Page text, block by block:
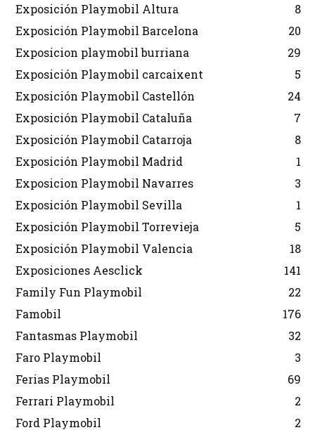
Exposición Playmobil Altura
8
Exposición Playmobil Barcelona
20
Exposicion playmobil burriana
29
Exposición Playmobil carcaixent
5
Exposición Playmobil Castellón
24
Exposición Playmobil Cataluña
7
Exposición Playmobil Catarroja
8
Exposición Playmobil Madrid
1
Exposicion Playmobil Navarres
3
Exposición Playmobil Sevilla
1
Exposición Playmobil Torrevieja
5
Exposición Playmobil Valencia
18
Exposiciones Aesclick
141
Family Fun Playmobil
22
Famobil
176
Fantasmas Playmobil
32
Faro Playmobil
3
Ferias Playmobil
69
Ferrari Playmobil
2
Ford Playmobil
2